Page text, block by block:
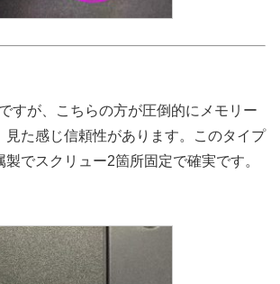
すが、こちらの方が圧倒的にメモリー
見た感じ信頼性があります。このタイプ
でスクリュー2箇所固定で確実です。